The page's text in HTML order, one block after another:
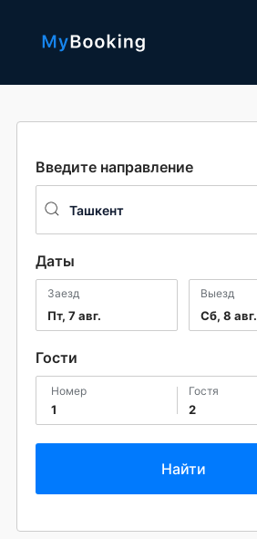
Введите направление
Даты
Заезд
Пт, 7 авг.
Выезд
Сб, 8 авг.
Гости
1
номер
2
гостя